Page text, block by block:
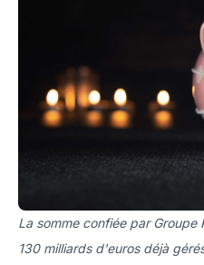
La somme confiée par
130 milliards d'euros déjà